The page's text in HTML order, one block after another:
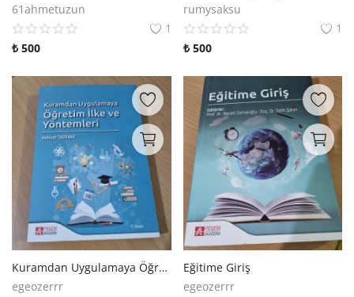
61ahmetuzun
1
₺ 500
rumysaksu
1
₺500
Kuramdan Uygulamaya Öğretim İlke ve Yöntemleri
egeozerrr
Eğitime Giriş
egeozerrr